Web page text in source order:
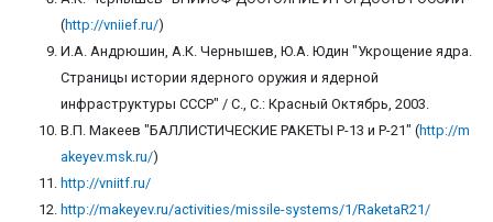
(http://vniief.ru/)
И.А. Андрюшин, А.К. Чернышев, Ю.А. Юдин "Укрощение ядра.
Страницы истории ядерного оружия и ядерной
инфраструктуры СССР" / С., С.: Красный Октябрь, 2003.
В.П. Макеев "БАЛЛИСТИЧЕСКИЕ РАКЕТЫ Р-13 и Р-21" (http://m
akeyev.msk.ru/)
http://vniitf.ru/
http://makeyev.ru/activities/missile-systems/1/RaketaR21/